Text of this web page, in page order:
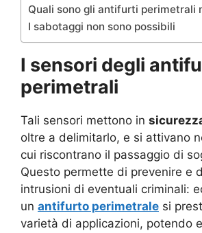
Quali sono gli antifurti perimetrali
I sabotaggi non sono possibili
I sensori degli
perimetrali
Tali sensori mettono in
oltre a delimitarlo, e si attivano
cui riscontrano il passaggio di
Questo permette di prevenire e
intrusioni di eventuali criminali:
un antifurto perimetrale si
varietà di applicazioni, potendo